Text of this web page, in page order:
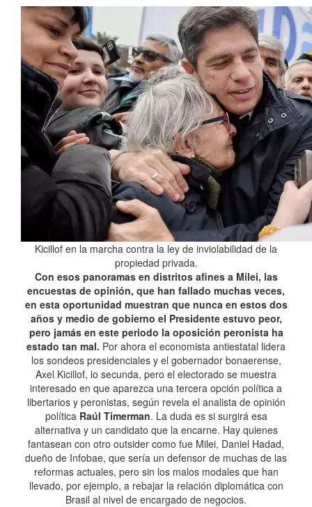
Kicillof en la marcha contra la ley de inviolabilidad de la
propiedad privada.
Con esos panoramas en distritos afines a Milei, las
encuestas de opinión, que han fallado muchas veces,
en esta oportunidad muestran que nunca en estos dos
años y medio de gobierno el Presidente estuvo peor,
pero jamás en este periodo la oposición peronista ha
estado tan mal. Por ahora el economista antiestatal lidera
los sondeos presidenciales y el gobernador bonaerense,
Axel Kicillof, lo secunda, pero el electorado se muestra
interesado en que aparezca una tercera opción política a
libertarios y peronistas, según revela el analista de opinión
políticaRaúl Timerman. La duda es si surgirá esa
alternativa y un candidato que la encarne. Hay quienes
fantasean con otro outsider como fue Milei, Daniel Hadad,
dueño de Infobae, que sería un defensor de muchas de las
reformas actuales, pero sin los malos modales que han
llevado, por ejemplo, a rebajar la relación diplomática con
Brasil al nivel de encargado de negocios.